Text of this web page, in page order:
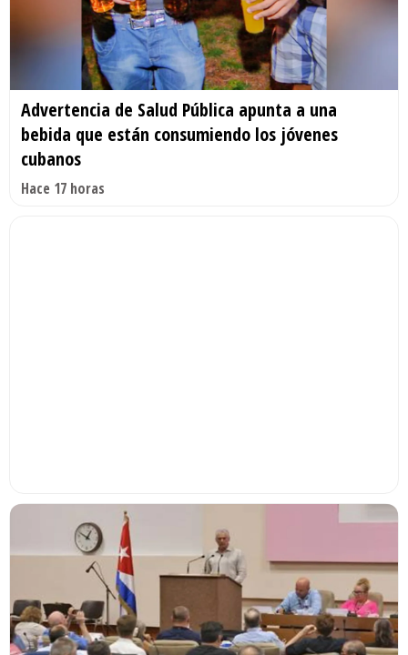
Advertencia de Salud Pública apunta a una
bebida que están consumiendo los jóvenes
cubanos
Hace 17 horas